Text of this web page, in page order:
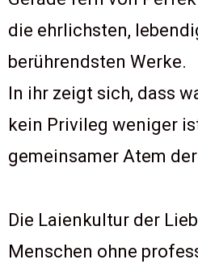
die ehrlichsten,
berührendsten Werke.
In ihr zeigt sich, dass
kein Privileg weniger
gemeinsamer Atem
Die Laienkultur der
Menschen ohne